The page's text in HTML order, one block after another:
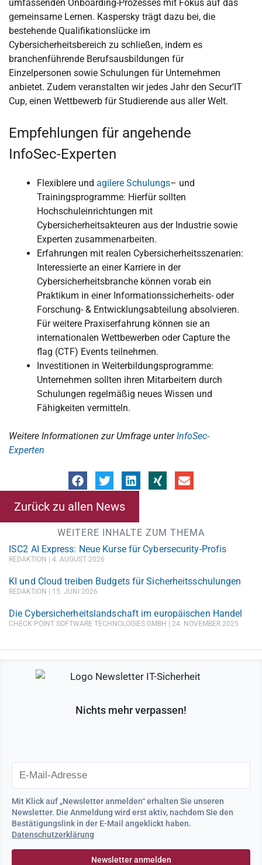
umfassenden Onboarding-Prozesses mit Fokus auf das
gemeinsame Lernen. Kaspersky trägt dazu bei, die
bestehende Qualifikationslücke im
Cybersicherheitsbereich zu schließen, indem es
branchenführende Berufsausbildungen für
Einzelpersonen sowie Schulungen für Unternehmen
anbietet. Zudem veranstalten wir jedes Jahr den Secur’IT
Cup, einen Wettbewerb für Studierende aus aller Welt.
Empfehlungen für angehende
InfoSec-Experten
Flexiblere und agilere Schulungs– und
Trainingsprogramme: Hierfür sollten
Hochschuleinrichtungen mit
Cybersicherheitsakteuren aus der Industrie sowie
Experten zusammenarbeiten.
Erfahrungen mit realen Cybersicherheitsszenarien:
Interessierte an einer Karriere in der
Cybersicherheitsbranche können vorab ein
Praktikum in einer Informationssicherheits- oder
Forschung- & Entwicklungsabteilung absolvieren.
Für weitere Praxiserfahrung können sie an
internationalen Wettbewerben oder Capture the
flag (CTF) Events teilnehmen.
Investitionen in Weiterbildungsprogramme:
Unternehmen sollten ihren Mitarbeitern durch
Schulungen regelmäßig neues Wissen und
Fähigkeiten vermitteln.
Weitere Informationen zur Umfrage unterInfoSec-
Experten
Zurück zu allen News
WEITERE INHALTE ZUM THEMA
ISC2 AI Express: Neue Kurse für Cybersecurity-Profis
REDAKTION 4. AUGUST 2026
KI und Cloud treiben Budgets für Sicherheitsschulungen
REDAKTION 15. JUNI 2026
Die Cybersicherheitslandschaft im europäischen Handel
CHECK POINT SOFTWARE TECHNOLOGIES GMBH 24. NOVEMBER 2025
Nichts mehr verpassen!
Mit Klick auf „Newsletter anmelden“ erhalten Sie unseren
Newsletter. Die Anmeldung wird erst aktiv, nachdem Sie den
Bestätigungslink in der E-Mail angeklickt haben.
Datenschutzerklärung